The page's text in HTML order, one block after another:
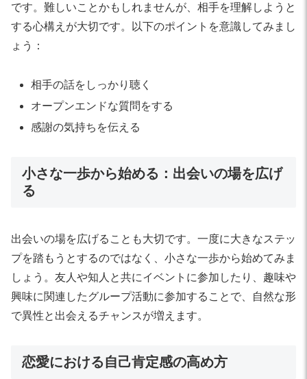
です。難しいことかもしれませんが、相手を理解しようと
する心構えが大切です。以下のポイントを意識してみまし
ょう：
相手の話をしっかり聴く
オープンエンドな質問をする
感謝の気持ちを伝える
小さな一歩から始める：出会いの場を広げ
る
出会いの場を広げることも大切です。一度に大きなステッ
プを踏もうとするのではなく、小さな一歩から始めてみま
しょう。友人や知人と共にイベントに参加したり、趣味や
興味に関連したグループ活動に参加することで、自然な形
で異性と出会えるチャンスが増えます。
恋愛における自己肯定感の高め方